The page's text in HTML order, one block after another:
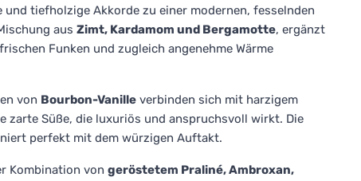
tiefholzige Akkorde zu einer modernen, fesselnden
aus Zimt, Kardamom und Bergamotte, ergänzt
Funken und zugleich angenehme Wärme
von Bourbon-Vanille verbinden sich mit harzigem
zarte Süße, die luxuriös und anspruchsvoll wirkt. Die
perfekt mit dem würzigen Auftakt.
Kombination von geröstetem Praliné, Ambroxan,